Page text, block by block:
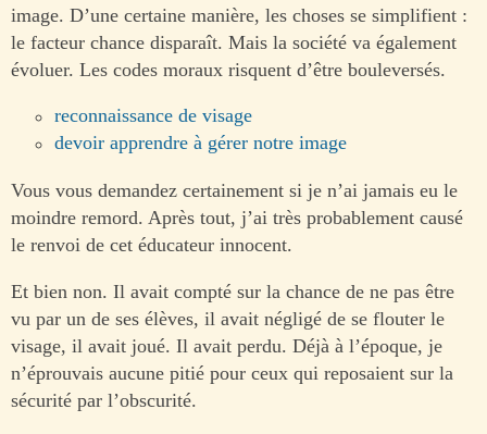
image. D’une certaine manière, les choses se simplifient :
le facteur chance disparaît. Mais la société va également
évoluer. Les codes moraux risquent d’être bouleversés.
reconnaissance de visage
devoir apprendre à gérer notre image
Vous vous demandez certainement si je n’ai jamais eu le
moindre remord. Après tout, j’ai très probablement causé
le renvoi de cet éducateur innocent.
Et bien non. Il avait compté sur la chance de ne pas être
vu par un de ses élèves, il avait négligé de se flouter le
visage, il avait joué. Il avait perdu. Déjà à l’époque, je
n’éprouvais aucune pitié pour ceux qui reposaient sur la
sécurité par l’obscurité.